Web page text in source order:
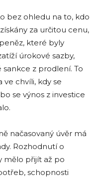
bez ohledu na to, kdo
za určitou cenu,
které byly
úrokové sazby,
z prodlení. To
chvíli, kdy se
se výnos z investice
načasovaný úvěr má
Rozhodnutí o
mělo přijít až po
schopnosti